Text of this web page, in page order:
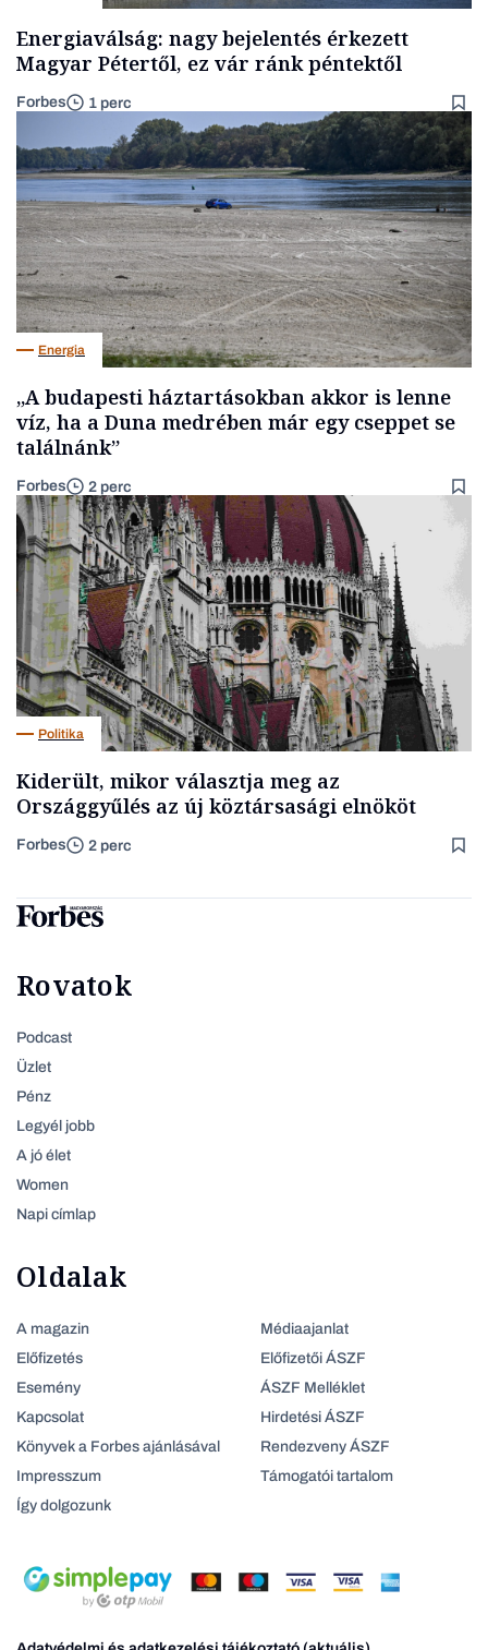
Energiaválság: nagy bejelentés érkezett
Magyar Pétertől, ez vár ránk péntektől
Forbes 1 perc
Energia
„A budapesti háztartásokban akkor is lenne
víz, ha a Duna medrében már egy cseppet se
találnánk”
Forbes 2 perc
Politika
Kiderült, mikor választja meg az
Országgyűlés az új köztársasági elnököt
Forbes 2 perc
Rovatok
Podcast
Üzlet
Pénz
Legyél jobb
A jó élet
Women
Napi címlap
Oldalak
A magazin
Előfizetés
Esemény
Kapcsolat
Könyvek a Forbes ajánlásával
Impresszum
Így dolgozunk
Médiaajanlat
Előfizetői ÁSZF
ÁSZF Melléklet
Hirdetési ÁSZF
Rendezveny ÁSZF
Támogatói tartalom